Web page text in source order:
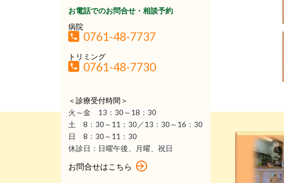
お電話でのお問合せ・相談予約
病院
0761-48-7737
トリミング
0761-48-7730
＜診療受付時間＞
火～金 13：30 ～18：30
土 8：30～11：30／13：30～16：30
日 8：30～11：30
休診日： 日曜午後、月曜、祝日
お問合せはこちら